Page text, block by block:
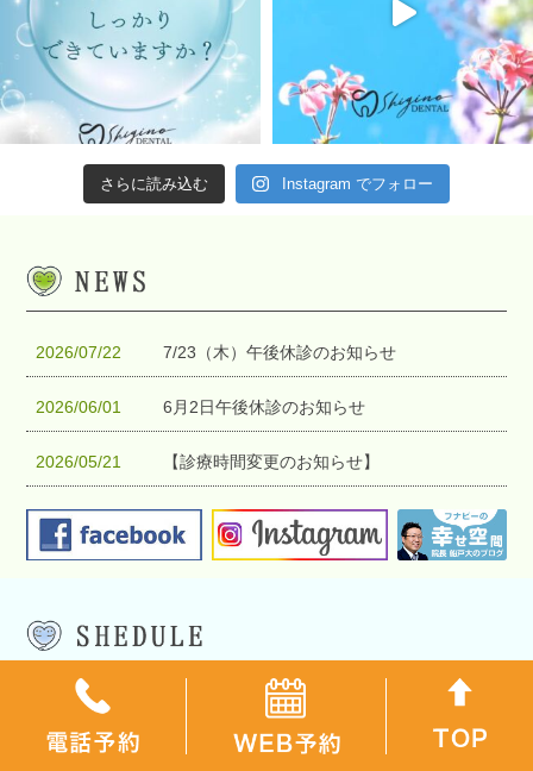
さらに読み込む Instagram でフォロー
2026/07/22 7/23（木）午後休診のお知らせ
2026/06/01 6月2日午後休診のお知らせ
2026/05/21 【診療時間変更のお知らせ】
2026/04/27 GW休暇のお知らせ